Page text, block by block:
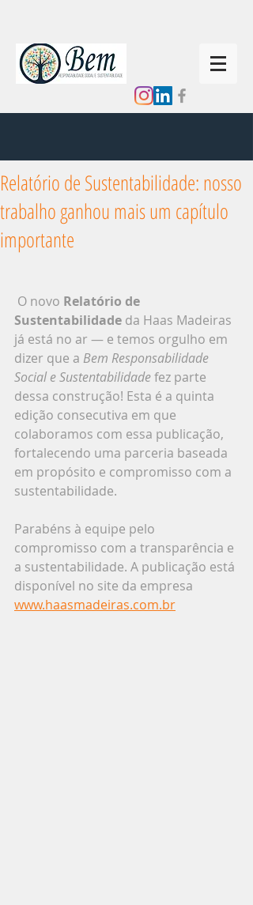
Relatório de Sustentabilidade: nosso
trabalho ganhou mais um capítulo
importante
O novo Relatório de
Sustentabilidade da Haas Madeiras
já está no ar — e temos orgulho em
dizer que a Bem Responsabilidade
Social e Sustentabilidade fez parte
dessa construção! Esta é a quinta
edição consecutiva em que
colaboramos com essa publicação,
fortalecendo uma parceria baseada
em propósito e compromisso com a
sustentabilidade.
Parabéns à equipe pelo
compromisso com a transparência e
a sustentabilidade. A publicação está
disponível no site da empresa
www.haasmadeiras.com.br